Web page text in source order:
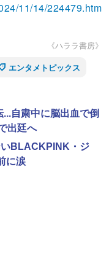
11/14/224479.htm
《ハララ書房》
エンタメトピックス
自粛中に脳出血で倒
出廷へ
いBLACKPINK・ジ
に涙